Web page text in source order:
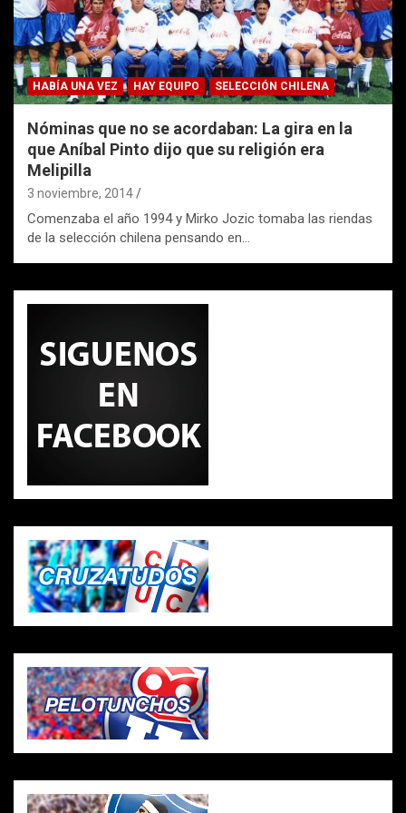
HABÍA UNA VEZ HAY EQUIPO SELECCIÓN CHILENA
Nóminas que no se acordaban: La gira en la
que Aníbal Pinto dijo que su religión era
Melipilla
3 noviembre, 2014
Comenzaba el año 1994 y Mirko Jozic tomaba las riendas
de la selección chilena pensando en…